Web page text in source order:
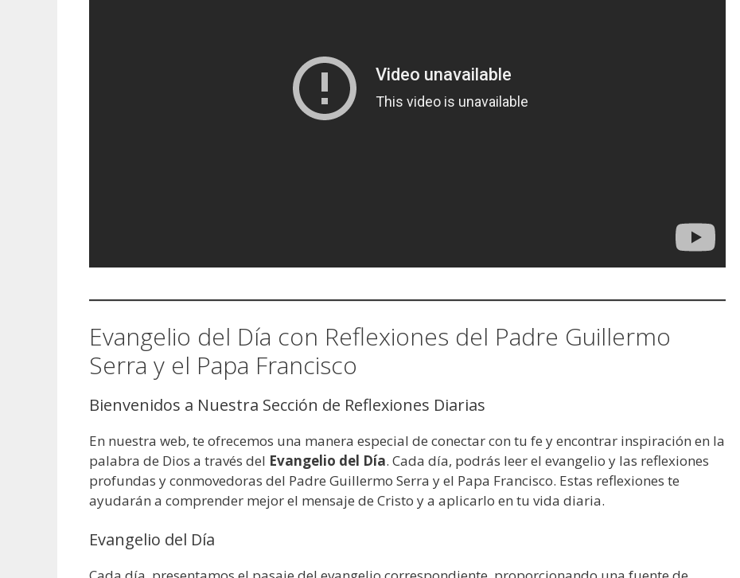
Evangelio del Día con Reflexiones del Padre Guillermo
Serra y el Papa Francisco
Bienvenidos a Nuestra Sección de Reflexiones Diarias
En nuestra web, te ofrecemos una manera especial de conectar con tu fe y encontrar inspiración en la
palabra de Dios a través del Evangelio del Día. Cada día, podrás leer el evangelio y las reflexiones
profundas y conmovedoras del Padre Guillermo Serra y el Papa Francisco. Estas reflexiones te
ayudarán a comprender mejor el mensaje de Cristo y a aplicarlo en tu vida diaria.
Evangelio del Día